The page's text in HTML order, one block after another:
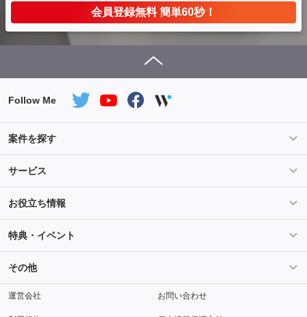
会員登録無料 簡単60秒！
Follow Me
案件を探す
条件を指定して案件を探す
Salesforce案件特集 AWS案件特集
サービス
サービス紹介
ご登録から参画までの流れ フリーランスの声
お役立ち情報
ライフ
キャリア スキル・テクノロジー
特典・イベント
セミナー
その他
メディアパートナー 採用
運営会社 お問い合わせ